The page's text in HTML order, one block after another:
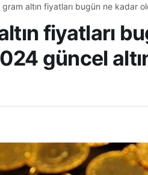
gram altın fiyatları bugün ne kadar
fiyatları
güncel